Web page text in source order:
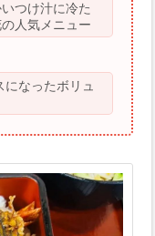
つけ汁に冷た
人気メニュー
なったボリュ